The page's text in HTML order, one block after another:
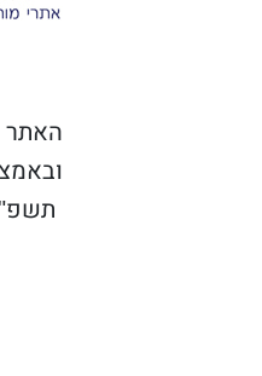
האתר
תשפ"ה